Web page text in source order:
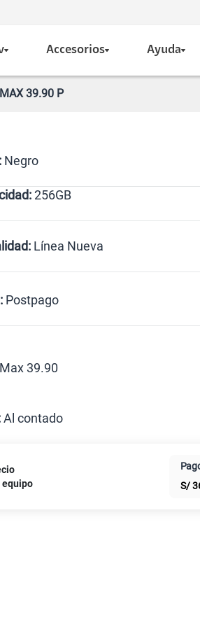
Accesorios Ayuda
39.90 P
Negro
256GB
Línea Nueva
liberado
Postpago
Max 39.90
solo
Al contado
Cuotas
equipo
S/